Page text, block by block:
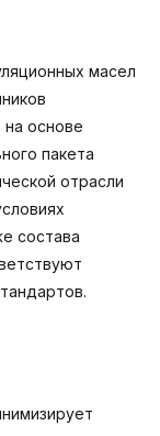
масел
на основе
пакета
отрасли
состава